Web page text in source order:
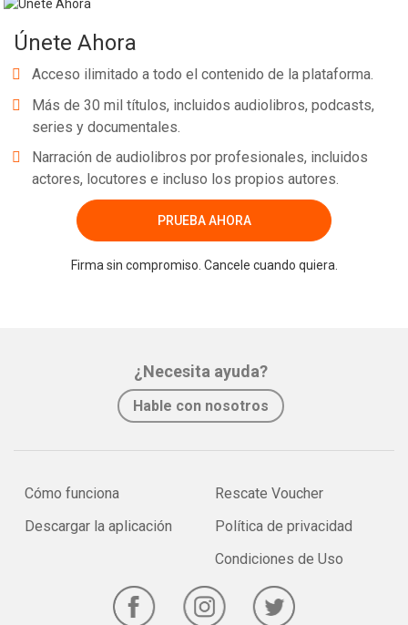
Únete Ahora
Acceso ilimitado a todo el contenido de la plataforma.
Más de 30 mil títulos, incluidos audiolibros, podcasts,
series y documentales.
Narración de audiolibros por profesionales, incluidos
actores, locutores e incluso los propios autores.
PRUEBA AHORA
Firma sin compromiso. Cancele cuando quiera.
¿Necesita ayuda?
Hable con nosotros
Cómo funciona
Descargar la aplicación
Rescate Voucher
Política de privacidad
Condiciones de Uso